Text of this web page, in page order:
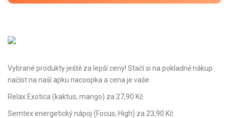
Vybrané produkty ještě za lepší ceny! Stačí si na pokladně nákup
načíst na naší apku nacoopka a cena je vaše.
Relax Exotica (kaktus, mango) za 27,90 Kč
Semtex energetický nápoj (Focus, High) za 23,90 Kč